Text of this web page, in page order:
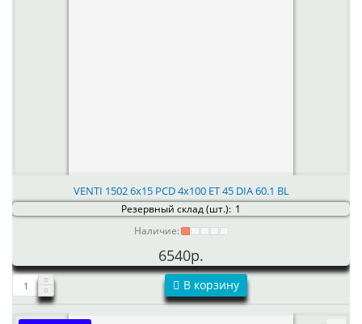
VENTI 1502 6x15 PCD 4x100 ET 45 DIA 60.1 BL
Резервный склад (шт.): 1
Наличие:
6540р.
В корзину